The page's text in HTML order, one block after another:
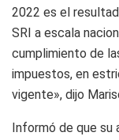
2022 es el
SRI a escala
cumplimiento de
impuestos, en
vigente», dijo
Informó de que su